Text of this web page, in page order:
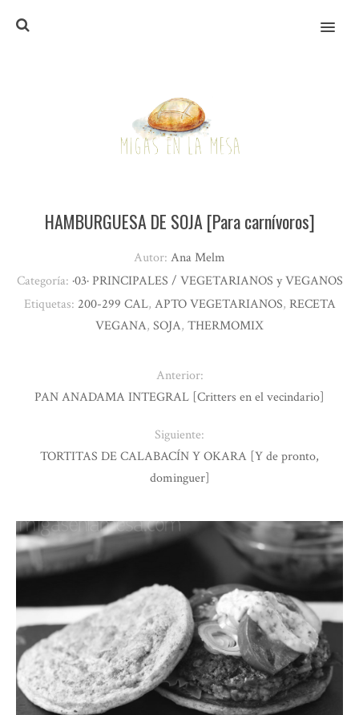
MENU
HAMBURGUESA DE SOJA [Para carnívoros]
Autor: Ana Melm
Categoría: ·03· PRINCIPALES / VEGETARIANOS y VEGANOS
Etiquetas: 200-299 CAL, APTO VEGETARIANOS, RECETA
VEGANA, SOJA, THERMOMIX
Anterior:
PAN ANADAMA INTEGRAL [Critters en el vecindario]
Siguiente:
TORTITAS DE CALABACÍN Y OKARA [Y de pronto,
dominguer]